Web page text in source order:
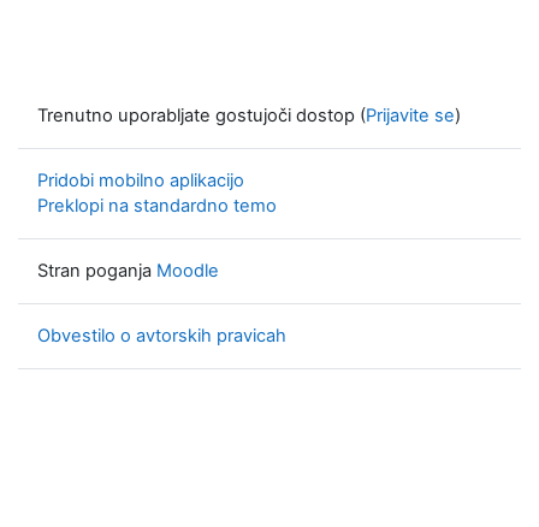
Trenutno uporabljate gostujoči dostop (Prijavite se)
Pridobi mobilno aplikacijo
Preklopi na standardno temo
Stran poganja Moodle
Obvestilo o avtorskih pravicah